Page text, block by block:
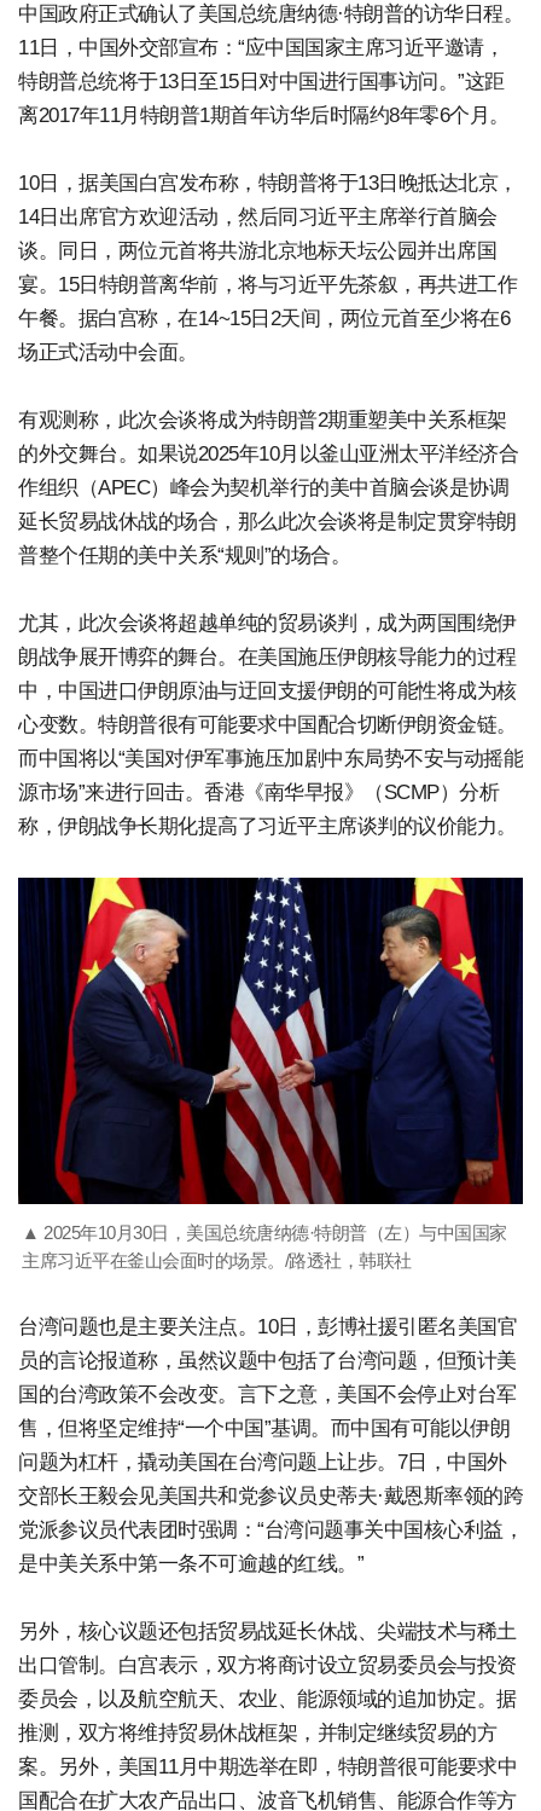
中国政府正式确认了美国总统唐纳德·特朗普的访华日程。
11日，中国外交部宣布：“应中国国家主席习近平邀请，
特朗普总统将于13日至15日对中国进行国事访问。”这距
离2017年11月特朗普1期首年访华后时隔约8年零6个月。
10日，据美国白宫发布称，特朗普将于13日晚抵达北京，
14日出席官方欢迎活动，然后同习近平主席举行首脑会
谈。同日，两位元首将共游北京地标天坛公园并出席国
宴。15日特朗普离华前，将与习近平先茶叙，再共进工作
午餐。据白宫称，在14~15日2天间，两位元首至少将在6
场正式活动中会面。
有观测称，此次会谈将成为特朗普2期重塑美中关系框架
的外交舞台。如果说2025年10月以釜山亚洲太平洋经济合
作组织（APEC）峰会为契机举行的美中首脑会谈是协调
延长贸易战休战的场合，那么此次会谈将是制定贯穿特朗
普整个任期的美中关系“规则”的场合。
尤其，此次会谈将超越单纯的贸易谈判，成为两国围绕伊
朗战争展开博弈的舞台。在美国施压伊朗核导能力的过程
中，中国进口伊朗原油与迂回支援伊朗的可能性将成为核
心变数。特朗普很有可能要求中国配合切断伊朗资金链。
而中国将以“美国对伊军事施压加剧中东局势不安与动摇能
源市场”来进行回击。香港《南华早报》（SCMP）分析
称，伊朗战争长期化提高了习近平主席谈判的议价能力。
▲ 2025年10月30日，美国总统唐纳德·特朗普（左）与中国国家
主席习近平在釜山会面时的场景。/路透社，韩联社
台湾问题也是主要关注点。10日，彭博社援引匿名美国官
员的言论报道称，虽然议题中包括了台湾问题，但预计美
国的台湾政策不会改变。言下之意，美国不会停止对台军
售，但将坚定维持“一个中国”基调。而中国有可能以伊朗
问题为杠杆，撬动美国在台湾问题上让步。7日，中国外
交部长王毅会见美国共和党参议员史蒂夫·戴恩斯率领的跨
党派参议员代表团时强调：“台湾问题事关中国核心利益，
是中美关系中第一条不可逾越的红线。”
另外，核心议题还包括贸易战延长休战、尖端技术与稀土
出口管制。白宫表示，双方将商讨设立贸易委员会与投资
委员会，以及航空航天、农业、能源领域的追加协定。据
推测，双方将维持贸易休战框架，并制定继续贸易的方
案。另外，美国11月中期选举在即，特朗普很可能要求中
国配合在扩大农产品出口、波音飞机销售、能源合作等方